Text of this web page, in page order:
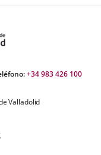
+34 983 426 100
Valladolid